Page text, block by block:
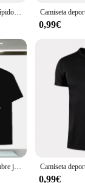
and Flexibility**
Camisetas de
with a
ensuring
workout
allows
breathable fabric
the most
you're lifting
any form of
to support
restricting them.
Camiseta de malla de secado rápido para hombre, ropa informal sin mangas para gimnasio, Fitness, culturismo, entrenamiento muscular
0,99€
Ropa de manga corta para hombre joven La, camisetas grandes de algodón con estampado de Fitness, camisetas de manga corta resistentes de estilo Oldschool para hombre
0,99€